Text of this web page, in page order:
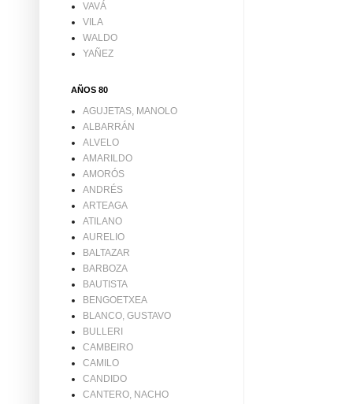
VAVÁ
VILA
WALDO
YAÑEZ
AÑOS 80
AGUJETAS, MANOLO
ALBARRÁN
ALVELO
AMARILDO
AMORÓS
ANDRÉS
ARTEAGA
ATILANO
AURELIO
BALTAZAR
BARBOZA
BAUTISTA
BENGOETXEA
BLANCO, GUSTAVO
BULLERI
CAMBEIRO
CAMILO
CANDIDO
CANTERO, NACHO